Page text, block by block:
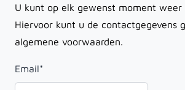
U kunt op elk gewenst moment weer
Hiervoor kunt u de contactgegevens
algemene voorwaarden.
Email*